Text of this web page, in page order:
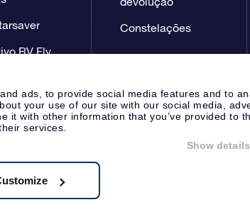
ads, to provide social media features and to
your use of our site with our social media,
it with other information that you’ve provided to
services.
Show details
RV Fly
Constelações
Página de imprensa